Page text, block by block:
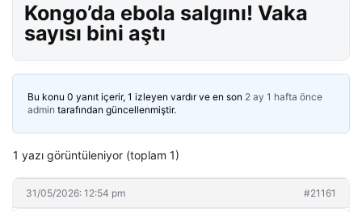
Kongo’da ebola salgını! Vaka
sayısı bini aştı
Bu konu 0 yanıt içerir, 1 izleyen vardır ve en son 2 ay 1 hafta önce
admin tarafından güncellenmiştir.
1 yazı görüntüleniyor (toplam 1)
31/05/2026: 12:54 pm #21161